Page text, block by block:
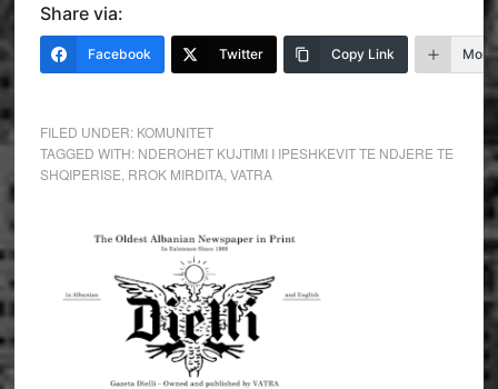
Share via:
Facebook Twitter Copy Link More
FILED UNDER: KOMUNITET
TAGGED WITH: NDEROHET KUJTIMI I IPESHKEVIT TE NDJERE TE
SHQIPERISE RROK MIRDITA, VATRA